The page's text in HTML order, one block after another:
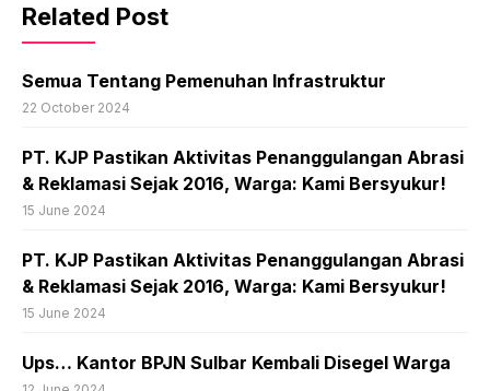
Related Post
Semua Tentang Pemenuhan Infrastruktur
22 October 2024
PT. KJP Pastikan Aktivitas Penanggulangan Abrasi
& Reklamasi Sejak 2016, Warga: Kami Bersyukur!
15 June 2024
PT. KJP Pastikan Aktivitas Penanggulangan Abrasi
& Reklamasi Sejak 2016, Warga: Kami Bersyukur!
15 June 2024
Ups… Kantor BPJN Sulbar Kembali Disegel Warga